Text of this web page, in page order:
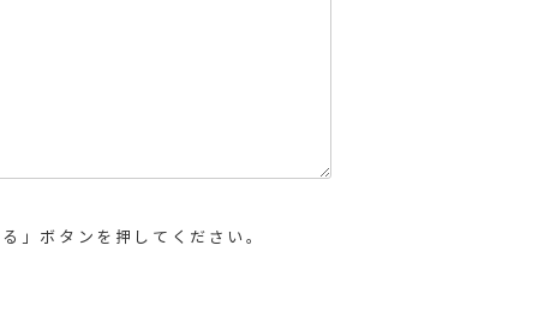
」ボタンを押してください。